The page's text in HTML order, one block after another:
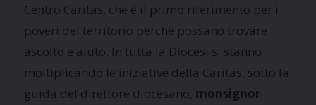
Centro Caritas, che è il primo riferimento per i
poveri del territorio perché possano trovare
ascolto e aiuto. In tutta la Diocesi si stanno
moltiplicando le iniziative della Caritas, sotto la
guida del direttore diocesano, monsignor